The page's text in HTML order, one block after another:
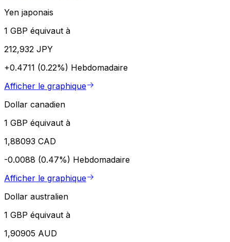
Yen japonais
1 GBP équivaut à
212,932 JPY
+0.4711 (0.22%) Hebdomadaire
Afficher le graphique
Dollar canadien
1 GBP équivaut à
1,88093 CAD
-0.0088 (0.47%) Hebdomadaire
Afficher le graphique
Dollar australien
1 GBP équivaut à
1,90905 AUD